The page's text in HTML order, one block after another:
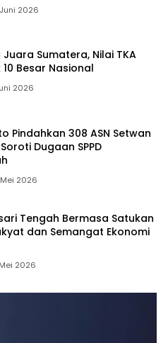
2026
Sumatera, Nilai TKA
10 Besar Nasional
2026
Pindahkan 308 ASN Setwan
Soroti Dugaan SPPD
2026
Tengah Bermasa Satukan
dan Semangat Ekonomi
2026